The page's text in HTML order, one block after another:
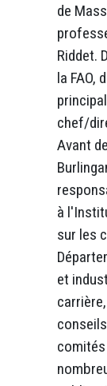
de
Riddet.
la FAO,
chef/
Avant
à
sur les
et